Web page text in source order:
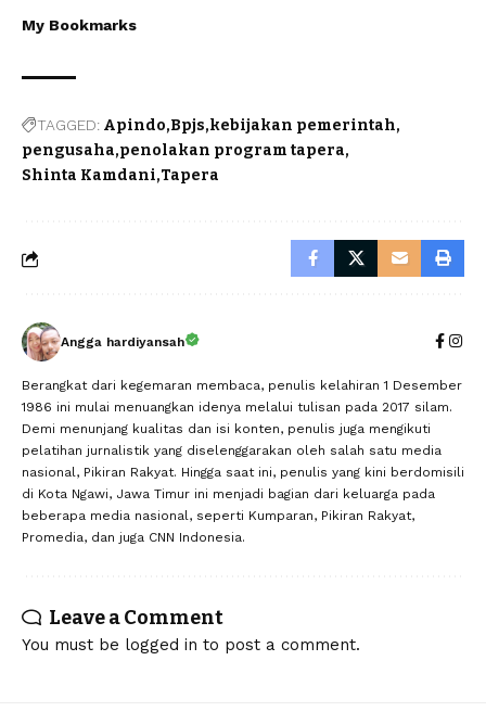
My Bookmarks
TAGGED: Apindo Bpjs kebijakan pemerintah
pengusaha penolakan program tapera
Shinta Kamdani Tapera
Angga hardiyansah
Berangkat dari kegemaran membaca, penulis kelahiran 1 Desember
1986 ini mulai menuangkan idenya melalui tulisan pada 2017 silam.
Demi menunjang kualitas dan isi konten, penulis juga mengikuti
pelatihan jurnalistik yang diselenggarakan oleh salah satu media
nasional, Pikiran Rakyat. Hingga saat ini, penulis yang kini berdomisili
di Kota Ngawi, Jawa Timur ini menjadi bagian dari keluarga pada
beberapa media nasional, seperti Kumparan, Pikiran Rakyat,
Promedia, dan juga CNN Indonesia.
Leave a Comment
You must be logged in to post a comment.